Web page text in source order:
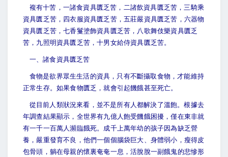
複有十苦，一諸食資具匱乏苦，二諸飲資具匱乏苦，三騎乘
資具匱乏苦，四衣服資具匱乏苦，五莊嚴資具匱乏苦，六器物
資具匱乏苦，七香鬘塗飾資具匱乏苦，八歌舞伎樂資具匱乏
苦，九照明資具匱乏苦，十男女給侍資具匱乏苦。
一、諸食資具匱乏苦
食物是欲界眾生生活的資具，只有不斷攝取食物，才能維持
正常生存。如果食物匱乏，就會引起饑餓甚至死亡。
從目前人類狀況來看，並不是所有人都解決了溫飽。根據去
年調查結果顯示，全世界有九億人飽受饑餓困擾，僅在東非就
有一千一百萬人瀕臨餓死。成千上萬年幼的孩子因為缺乏營
養，嚴重發育不良，他們一個個腦袋巨大、身體弱小，瘦得皮
包骨頭，躺在母親的懷裏奄奄一息，活脫脫一副餓鬼的悲慘形